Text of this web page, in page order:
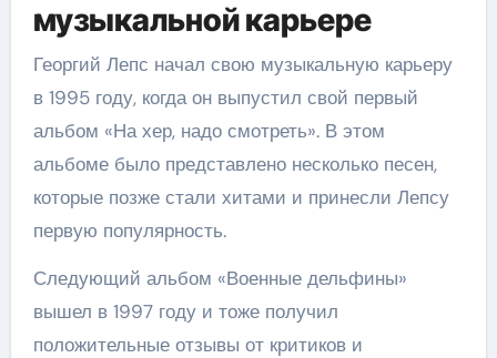
музыкальной карьере
Георгий Лепс начал свою музыкальную карьеру
в 1995 году, когда он выпустил свой первый
альбом «На хер, надо смотреть». В этом
альбоме было представлено несколько песен,
которые позже стали хитами и принесли Лепсу
первую популярность.
Следующий альбом «Военные дельфины»
вышел в 1997 году и тоже получил
положительные отзывы от критиков и